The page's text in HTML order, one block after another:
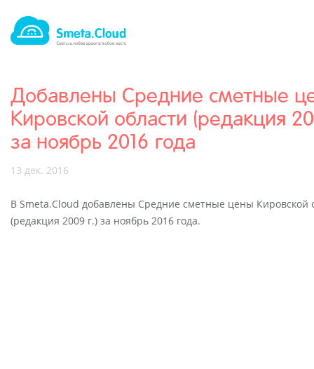
Добавлены Средние сметные
Кировской области (редакция
за ноябрь 2016 года
13 дек. 2016
В Smeta.Cloud добавлены Средние сметные цены Кировской
(редакция 2009 г.) за ноябрь 2016 года.